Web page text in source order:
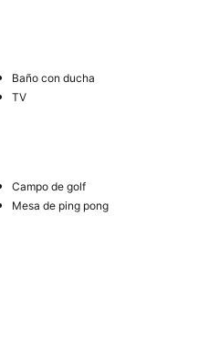
Baño con ducha
TV
Campo de golf
Mesa de ping pong